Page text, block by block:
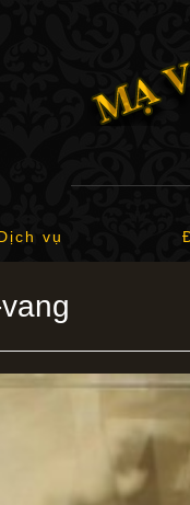
vụ